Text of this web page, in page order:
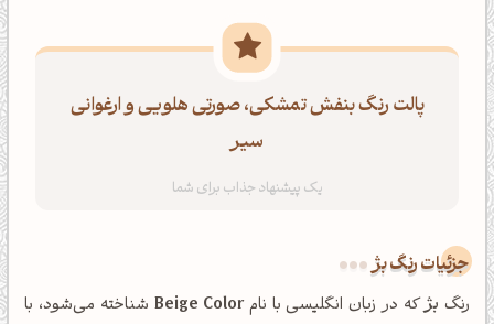
پالت رنگ بنفش تمشکی، صورتی هلویی و ارغوانی
سیر
جزئیات رنگ بژ
رنگ بژکه در زبان انگلیسی با نامBeige Color شناخته می‌شود، با